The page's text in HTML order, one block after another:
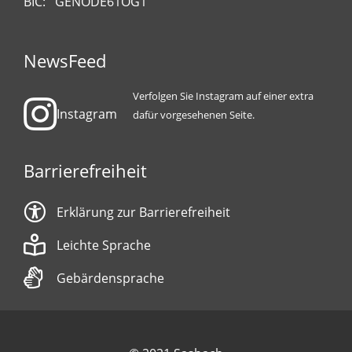
NewsFeed
Instagram
Verfolgen Sie Instagram auf einer extra
dafür vorgesehenen Seite.
Barrierefreiheit
Erklärung zur Barrierefreiheit
Leichte Sprache
Gebärdensprache